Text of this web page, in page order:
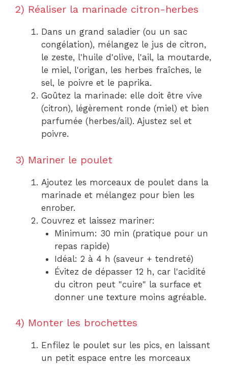
2) Réaliser la marinade citron-herbes
Dans un grand saladier (ou un sac
congélation), mélangez le jus de citron,
le zeste, l'huile d'olive, l'ail, la moutarde,
le miel, l'origan, les herbes fraîches, le
sel, le poivre et le paprika.
Goûtez la marinade: elle doit être vive
(citron), légèrement ronde (miel) et bien
parfumée (herbes/ail). Ajustez sel et
poivre.
3) Mariner le poulet
Ajoutez les morceaux de poulet dans la
marinade et mélangez pour bien les
enrober.
Couvrez et laissez mariner:
Minimum: 30 min (pratique pour un
repas rapide)
Idéal: 2 à 4 h (saveur + tendreté)
Évitez de dépasser 12 h, car l'acidité
du citron peut "cuire" la surface et
donner une texture moins agréable.
4) Monter les brochettes
Enfilez le poulet sur les pics, en laissant
un petit espace entre les morceaux